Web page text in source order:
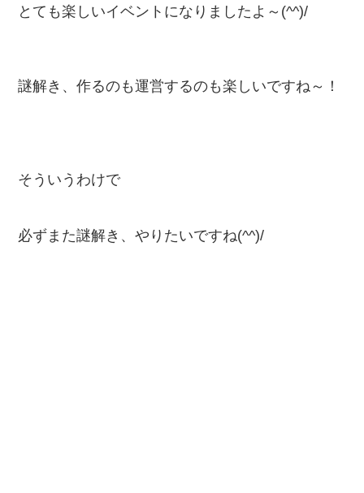
とても楽しいイベントになりましたよ～(^^)/
謎解き、作るのも運営するのも楽しいですね～！
そういうわけで
必ずまた謎解き、やりたいですね(^^)/